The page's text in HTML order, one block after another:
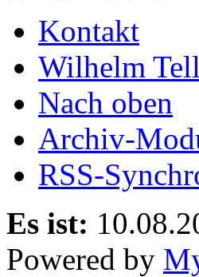
Kontakt
Wilhelm
Nach oben
Archiv-
RSS-
Es ist:
Powered by